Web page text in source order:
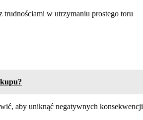
w utrzymaniu prostego toru
aby uniknąć negatywnych konsekwencji